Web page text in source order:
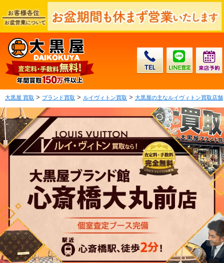
大黒屋 買取 > ブランド買取 > ルイヴィトン買取 > 大黒屋の主なルイヴィトン買取店舗